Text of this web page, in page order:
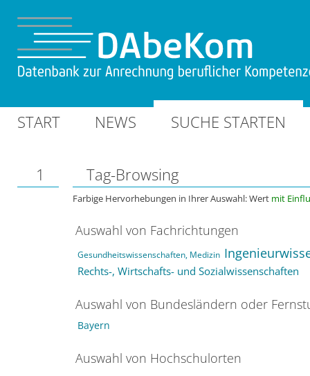
START NEWS SUCHE STARTEN
1 Tag-Browsing
Farbige Hervorhebungen in Ihrer Auswahl: Wert mit
Auswahl von Fachrichtungen
Gesundheitswissenschaften, Medizin
Rechts-, Wirtschafts- und Sozialwissenschaften
Auswahl von Bundesländern oder
Bayern
Auswahl von Hochschulorten